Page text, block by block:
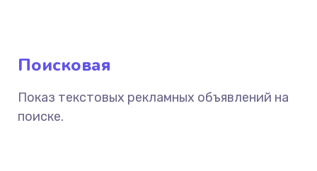
Поисковая
Показ текстовых рекламных объявлений на
поиске.